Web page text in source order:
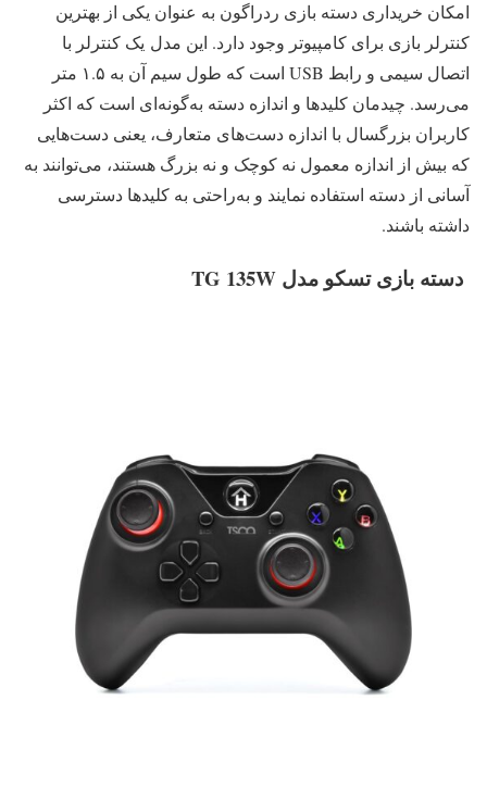
امکان خریداری دسته بازی ردراگون به عنوان یکی از بهترین
کنترلر بازی برای کامپیوتر وجود دارد. این مدل یک کنترلر با
اتصال سیمی و رابط USB است که طول سیم آن به ۱.۵ متر
می‌رسد. چیدمان کلیدها و اندازه دسته به‌گونه‌ای است که اکثر
کاربران بزرگسال با اندازه دست‌های متعارف، یعنی دست‌هایی
که بیش از اندازه معمول نه کوچک و نه بزرگ هستند، می‌توانند به
آسانی از دسته استفاده نمایند و به‌راحتی به کلیدها دسترسی
داشته باشند.
دسته بازی تسکو مدل TG 135W